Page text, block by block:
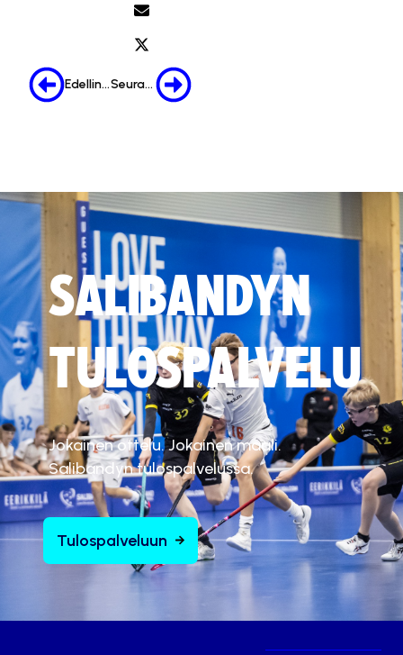
Edellinen Seuraava
SALIBANDYN
TULOSPALVELU
Jokainen ottelu. Jokainen maali.
Salibandyn tulospalvelussa.
Tulospalveluun